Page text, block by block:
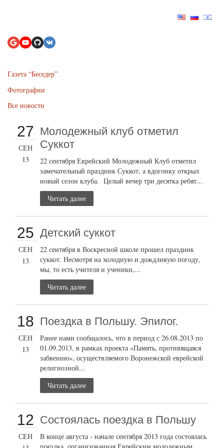
Газета “Беседер”
Фотографии
Все новости
27
СЕН
13
Молодежный клуб отметил
Суккот
22 сентября Еврейский Молодежный Клуб отметил
замечательный праздник Суккот, а вдогонку открыл
новый сезон клуба. Целый вечер три десятка ребят...
Читать далее
25
СЕН
13
Детский суккот
22 сентября в Воскресной школе прошел праздник
суккот. Несмотря на холодную и дождливую погоду,
мы, то есть учителя и ученики,...
Читать далее
18
СЕН
13
Поездка в Польшу. Эпилог.
Ранее нами сообщалось, что в период с 26.08.2013 по
01.09.2013, в рамках проекта «Память, противящаяся
забвению», осуществляемого Воронежской еврейской
религиозной...
Читать далее
12
СЕН
Состоялась поездка в Польшу
В конце августа - начале сентября 2013 года состоялась